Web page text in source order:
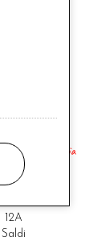
polsino cerimonia
12A
Saldi